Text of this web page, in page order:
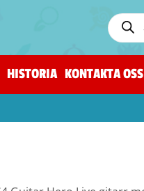
HISTORIA KONTAKTA OSS